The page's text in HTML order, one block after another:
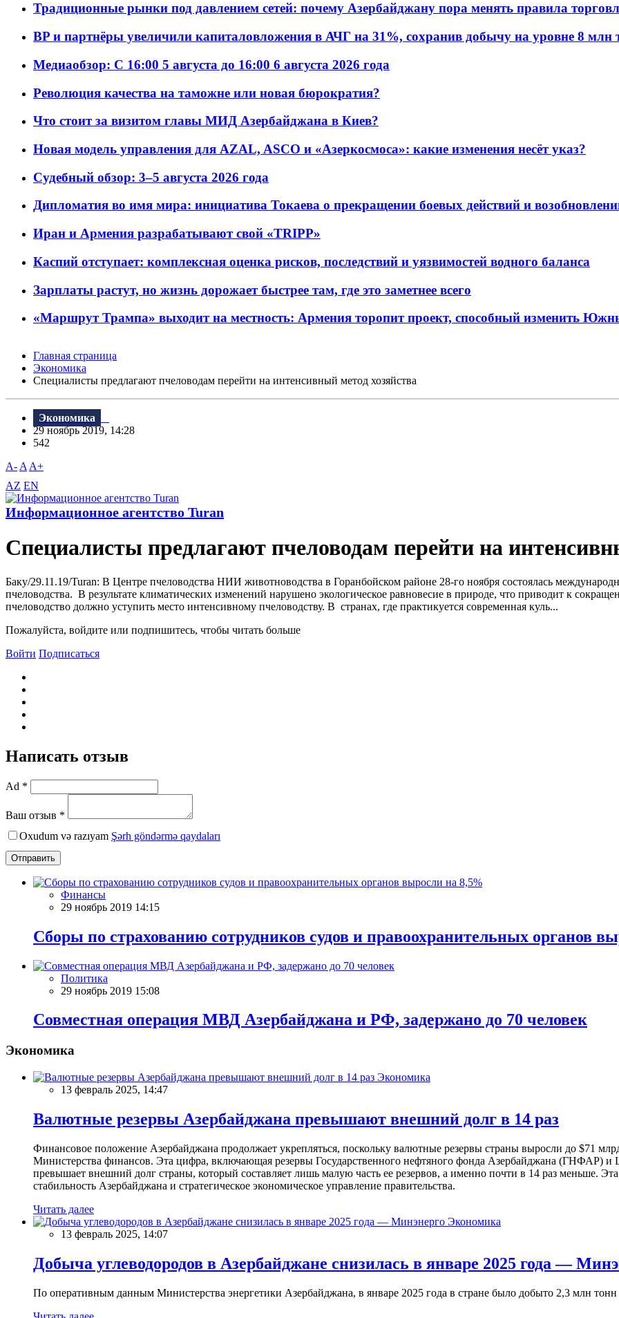
Традиционные рынки под давлением сетей: почему Азербайджану пора менять правила
BP и партнёры увеличили капиталовложения в АЧГ на 31%, сохранив добычу на уровне 8 млн
Медиаобзор: С 16:00 5 августа до 16:00 6 августа 2026 года
Революция качества на таможне или новая бюрократия?
Что стоит за визитом главы МИД Азербайджана в Киев?
Новая модель управления для AZAL, ASCO и «Азеркосмоса»: какие изменения несёт указ?
Судебный обзор: 3–5 августа 2026 года
Дипломатия во имя мира: инициатива Токаева о прекращении боевых действий и
Иран и Армения разрабатывают свой «TRIPP»
Каспий отступает: комплексная оценка рисков, последствий и уязвимостей водного баланса
Зарплаты растут, но жизнь дорожает быстрее там, где это заметнее всего
«Маршрут Трампа» выходит на местность: Армения торопит проект, способный изменить
Главная страница
Экономика
Специалисты предлагают пчеловодам перейти на интенсивный метод хозяйства
Экономика
29 ноябрь 2019, 14:28
542
A- A A+
AZ EN
Информационное агентство Turan
Специалисты предлагают пчеловодам перейти на
Баку/29.11.19/Turan: В Центре пчеловодства НИИ животноводства в Горанбойском районе 28-го ноября состоялась
пчеловодства. В результате климатических изменений нарушено экологическое равновесие в природе, что приводит к
пчеловодство должно уступить место интенсивному пчеловодству. В странах, где практикуется современная куль...
Пожалуйста, войдите или подпишитесь, чтобы читать больше
Войти Подписаться
Написать отзыв
Ad *
Ваш отзыв *
Oxudum və razıyam Şərh göndərmə qaydaları
Отправить
Финансы
29 ноябрь 2019 14:15
Сборы по страхованию сотрудников судов и правоохранительных органов
Политика
29 ноябрь 2019 15:08
Совместная операция МВД Азербайджана и РФ, задержано до 70 человек
Экономика
Экономика
13 февраль 2025, 14:47
Валютные резервы Азербайджана превышают внешний долг в 14 раз
Финансовое положение Азербайджана продолжает укрепляться, поскольку валютные резервы страны выросли до $71
Министерства финансов. Эта цифра, включающая резервы Государственного нефтяного фонда Азербайджана (ГНФАР) и
превышает внешний долг страны, который составляет лишь малую часть ее резервов, а именно почти в 14 раз меньше.
стабильность Азербайджана и стратегическое экономическое управление правительства.
Читать далее
Экономика
13 февраль 2025, 14:07
Добыча углеводородов в Азербайджане снизилась в январе 2025 года —
По оперативным данным Министерства энергетики Азербайджана, в январе 2025 года в стране было добыто 2,3 млн тонн